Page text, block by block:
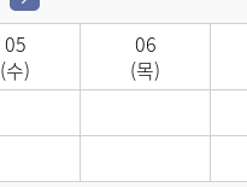
05
(수)
06
(목)